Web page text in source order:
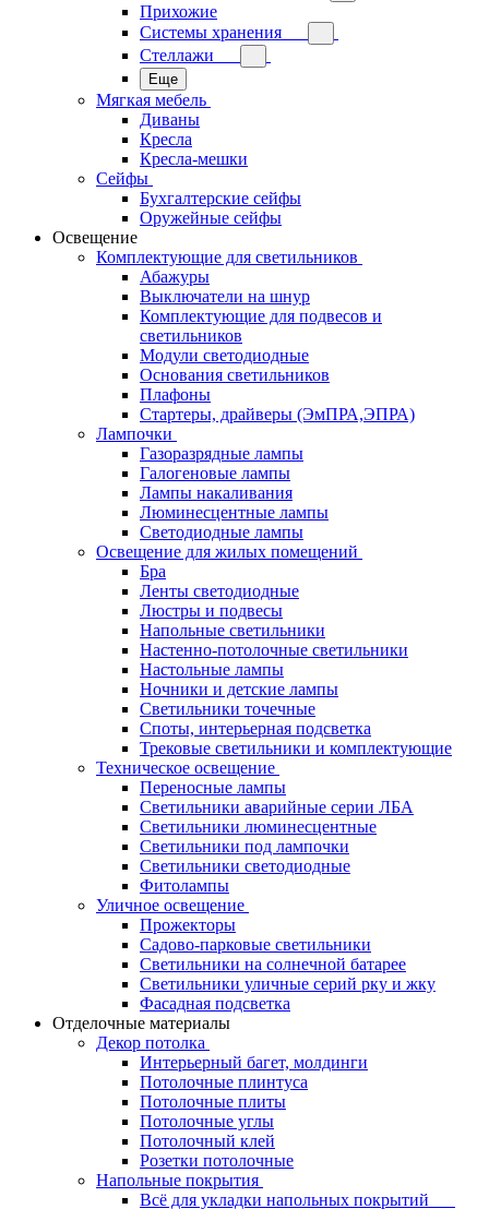
Прихожие
Системы хранения
Стеллажи
Еще
Мягкая мебель
Диваны
Кресла
Кресла-мешки
Сейфы
Бухгалтерские сейфы
Оружейные сейфы
Освещение
Комплектующие для светильников
Абажуры
Выключатели на шнур
Комплектующие для подвесов и
светильников
Модули светодиодные
Основания светильников
Плафоны
Стартеры, драйверы (ЭмПРА,ЭПРА)
Лампочки
Газоразрядные лампы
Галогеновые лампы
Лампы накаливания
Люминесцентные лампы
Светодиодные лампы
Освещение для жилых помещений
Бра
Ленты светодиодные
Люстры и подвесы
Напольные светильники
Настенно-потолочные светильники
Настольные лампы
Ночники и детские лампы
Светильники точечные
Споты, интерьерная подсветка
Трековые светильники и комплектующие
Техническое освещение
Переносные лампы
Светильники аварийные серии ЛБА
Светильники люминесцентные
Светильники под лампочки
Светильники светодиодные
Фитолампы
Уличное освещение
Прожекторы
Садово-парковые светильники
Светильники на солнечной батарее
Светильники уличные серий рку и жку
Фасадная подсветка
Отделочные материалы
Декор потолка
Интерьерный багет, молдинги
Потолочные плинтуса
Потолочные плиты
Потолочные углы
Потолочный клей
Розетки потолочные
Напольные покрытия
Всё для укладки напольных покрытий